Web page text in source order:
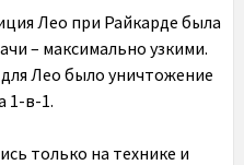
Лео при Райкарде была
– максимально узкими.
Лео было уничтожение
1-в-1.
только на технике и